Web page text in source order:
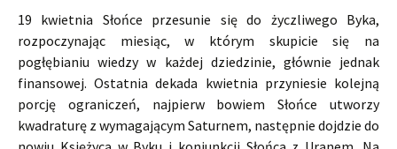
19 kwietnia Słońce przesunie się do życzliwego Byka,
rozpoczynając miesiąc, w którym skupicie się na
pogłębianiu wiedzy w każdej dziedzinie, głównie jednak
finansowej. Ostatnia dekada kwietnia przyniesie kolejną
porcję ograniczeń, najpierw bowiem Słońce utworzy
kwadraturę z wymagającym Saturnem, następnie dojdzie do